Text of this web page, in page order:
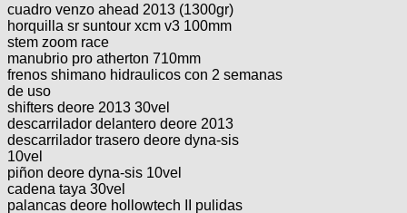
BMX
Ruta,
triatlon
De
todo
Retro
Enduro
Categorias
COMPRO
CANJE
Mi
ReputaciÃ³n
Mis
Compras
Mis
Freerider
TÃ©cnica
MecÃ¡nica
Robadas
Noticias
Calendario
Salidas
Operadores
de
cicloturismo
Relatos
de
viajes
Foro
de
Usuarios
Ãšltimos
Buscar
Mis
Amigos
Actividad
de
cuadro venzo ahead 2013 (1300gr)
horquilla sr suntour xcm v3 100mm
stem zoom race
manubrio pro atherton 710mm
frenos shimano hidraulicos con 2 semanas
de uso
shifters deore 2013 30vel
descarrilador delantero deore 2013
descarrilador trasero deore dyna-sis
10vel
piñon deore dyna-sis 10vel
cadena taya 30vel
palancas deore hollowtech II pulidas